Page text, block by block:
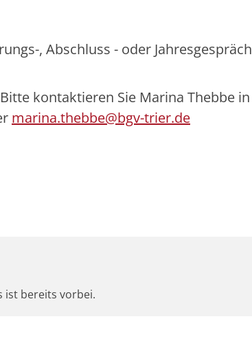
, Abschluss - oder Jahresgespräch
kontaktieren Sie Marina Thebbe in
marina.thebbe@bgv-trier.de
ist bereits vorbei.